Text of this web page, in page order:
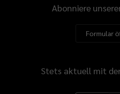
Abonniere
Formular
Stets aktuell mit der